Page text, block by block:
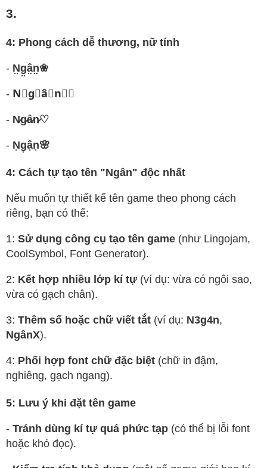
3.
4: Phong cách dễ thương, nữ tính
- N̤g̤â̤n̤❀
- N⃒g⃒â⃒n⃒✿
- N̷g̷â̷n̷♡
- N͎g͎â͎n͎🌸
4: Cách tự tạo tên "Ngân" độc nhất
Nếu muốn tự thiết kế tên game theo phong cách
riêng, bạn có thể:
1: Sử dụng công cụ tạo tên game (như Lingojam,
CoolSymbol, Font Generator).
2: Kết hợp nhiều lớp kí tự (ví dụ: vừa có ngôi sao,
vừa có gạch chân).
3: Thêm số hoặc chữ viết tắt (ví dụ: N3g4n,
NgânX).
4: Phối hợp font chữ đặc biệt (chữ in đậm,
nghiêng, gạch ngang).
5: Lưu ý khi đặt tên game
- Tránh dùng kí tự quá phức tạp (có thể bị lỗi font
hoặc khó đọc).